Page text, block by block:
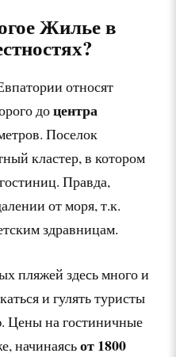
Жилье в
относят
доцентра
Поселок
кластер, в котором
Правда,
от моря, т.к.
здравницам.
пляжей здесь много и
и гулять туристы
Цены на гостиничные
начинаясьот 1800